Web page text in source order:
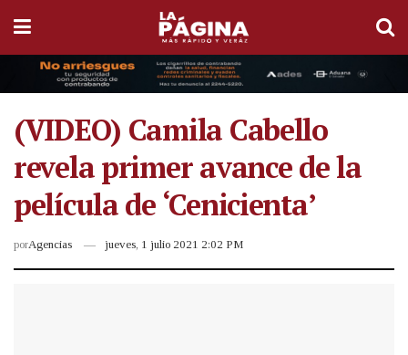
(VIDEO) Camila Cabello
revela primer avance de la
película de ‘Cenicienta’
porAgencias jueves, 1 julio 2021 2:02 PM